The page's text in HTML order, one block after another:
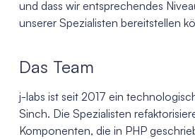
und dass wir entsprechendes
unserer Spezialisten bereitstellen
Das Team
j-labs ist seit 2017 ein
Sinch. Die Spezialisten
Komponenten, die in PHP